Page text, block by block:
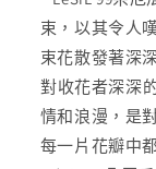
束，以其令人
束花散發著深
對收花者深深
情和浪漫，是
每一片花瓣中